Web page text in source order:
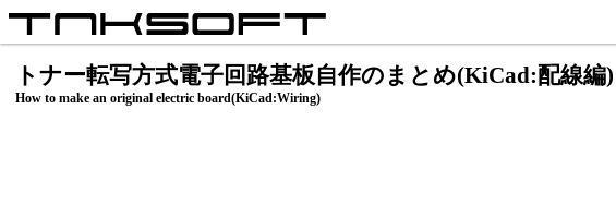
トナー転写方式電子回路基板自作のまとめ(KiCad:配線編)
How to make an original electric board(KiCad:Wiring)